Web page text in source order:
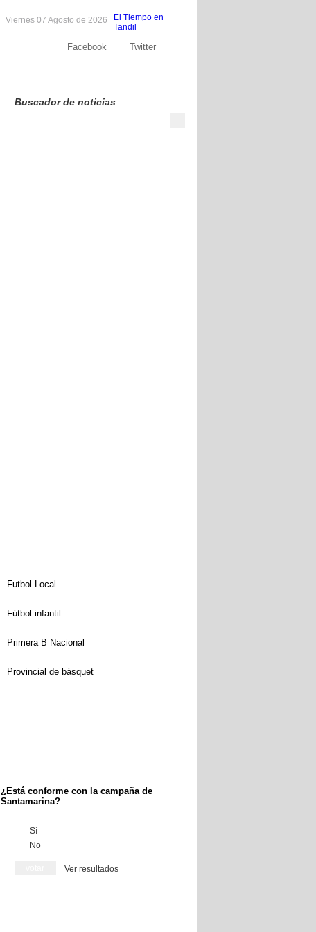
El Tiempo en
Tandil
Viernes 07 Agosto de 2026
Facebook Twitter
Buscador de noticias
Futbol Local
Fútbol infantil
Primera B Nacional
Provincial de básquet
¿Está conforme con la campaña de
Santamarina?
Sí
No
Ver resultados